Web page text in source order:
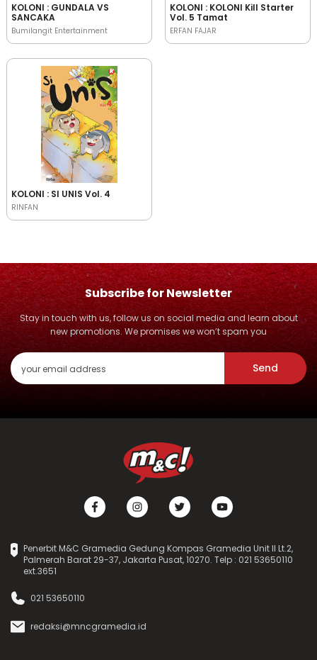
KOLONI : GUNDALA VS
SANCAKA
Bumilangit Entertainment
KOLONI : KOLONI Kill Starter
Vol. 5 Tamat
ERFAN FAJAR
KOLONI : SI UNIS Vol. 4
RINFAN
Subscribe for Newsletter
Stay in touch with us, follow us on social media and learn about
new promotions. We promises we won’t spam you
Send
Penerbit M&C Gramedia Gedung Kompas Gramedia Unit II Lt.2,
Palmerah Barat 29-37, Jakarta Pusat, 10270. Telp : 021 53650110
ext.3651
021 53650110
redaksi@mncgramedia.id